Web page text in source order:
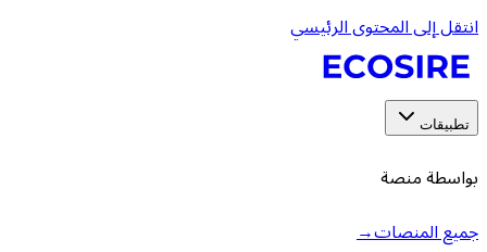
انتقل إلى المحتوى الرئيسي
تطبيقات
بواسطة منصة
جميع المنصات→